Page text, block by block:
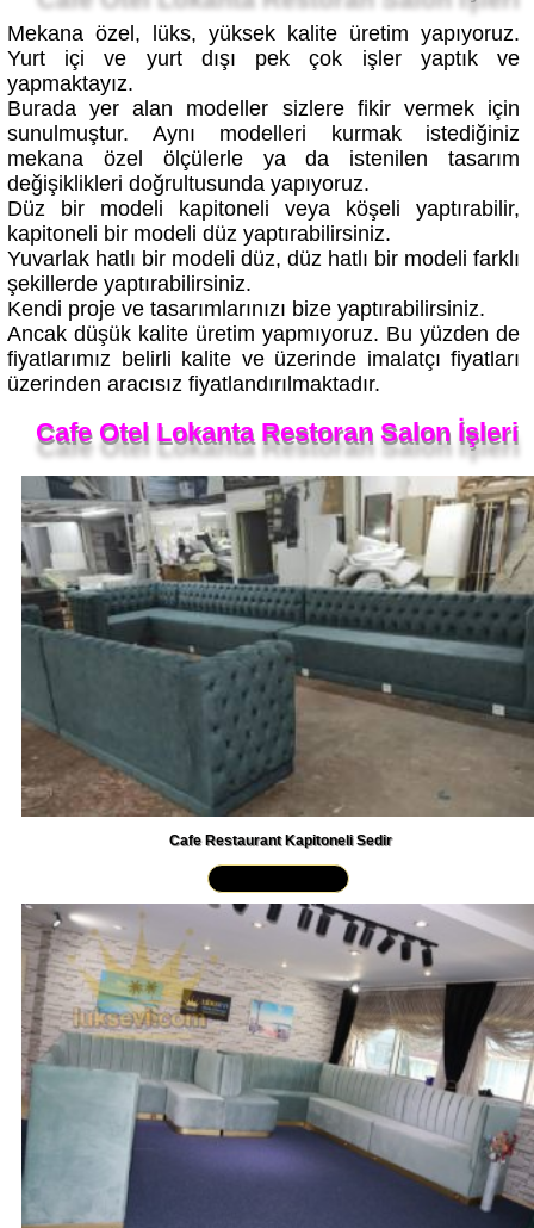
Mekana özel, lüks, yüksek kalite üretim yapıyoruz.
Yurt içi ve yurt dışı pek çok işler yaptık ve
yapmaktayız.
Burada yer alan modeller sizlere fikir vermek için
sunulmuştur. Aynı modelleri kurmak istediğiniz
mekana özel ölçülerle ya da istenilen tasarım
değişiklikleri doğrultusunda yapıyoruz.
Düz bir modeli kapitoneli veya köşeli yaptırabilir,
kapitoneli bir modeli düz yaptırabilirsiniz.
Yuvarlak hatlı bir modeli düz, düz hatlı bir modeli farklı
şekillerde yaptırabilirsiniz.
Kendi proje ve tasarımlarınızı bize yaptırabilirsiniz.
Ancak düşük kalite üretim yapmıyoruz. Bu yüzden de
fiyatlarımız belirli kalite ve üzerinde imalatçı fiyatları
üzerinden aracısız fiyatlandırılmaktadır.
Cafe Otel Lokanta Restoran Salon İşleri
Cafe Restaurant Kapitoneli Sedir